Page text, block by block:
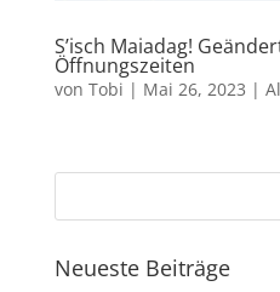
S’isch Maiadag!
Öffnungszeiten
von Tobi | Mai 26, 2023 |
Neueste Beiträge